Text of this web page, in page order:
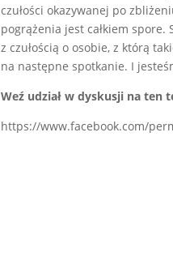
czułości okazywanej po
pogrążenia jest całkiem spore.
z czułością o osobie, z którą
na następne spotkanie. I
Weź udział w dyskusji na ten
https://www.facebook.com/